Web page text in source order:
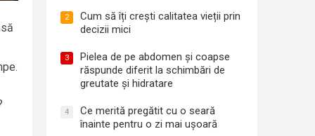
2
Cum să îți crești calitatea vieții prin
decizii mici
3
Pielea de pe abdomen și coapse
răspunde diferit la schimbări de
greutate și hidratare
4
Ce merită pregătit cu o seară
înainte pentru o zi mai ușoară